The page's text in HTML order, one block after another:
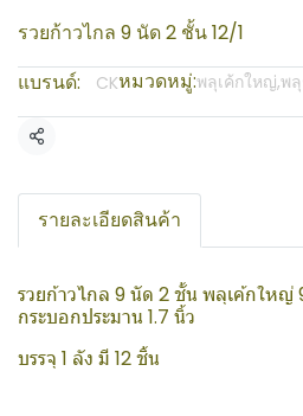
รวยก้าวไกล 9 นัด 2 ชั้น 12/1
แบรนด์:
CKหมวดหมู่:พลุเค้กใหญ่,พ
แชร์
รายละเอียดสินค้า
รวยก้าวไกล 9 นัด 2 ชั้น พลุเค้กใหญ่
กระบอกประมาน 1.7 นิ้ว
บรรจุ 1 ลัง มี 12 ชิ้น